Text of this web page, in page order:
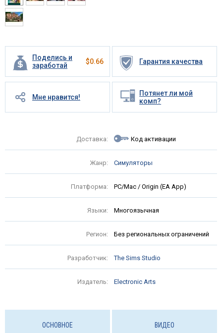
Поделись и
заработай
$0.66 Гарантия качества
Мне нравится!
Потянет ли мой
комп?
Доставка: Код активации
Жанр: Симуляторы
Платформа: PC/Mac / Origin (EA App)
Языки: Многоязычная
Регион: Без региональных ограничений
Разработчик: The Sims Studio
Издатель: Electronic Arts
ОСНОВНОЕ ВИДЕО